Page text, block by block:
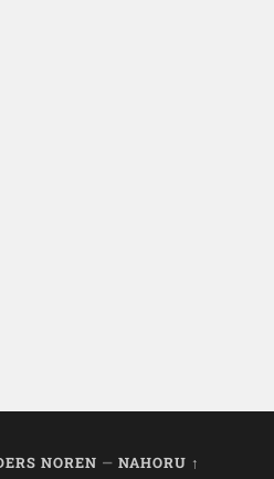
NOREN — NAHORU ↑